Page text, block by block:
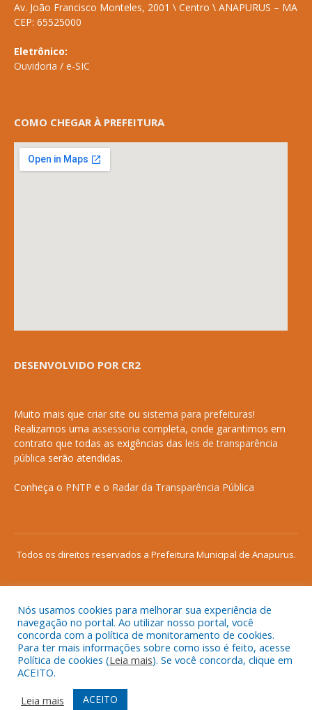
Av. João Francisco Monteles, 2001 \ Centro \ ANAPURUS – MA
CEP: 65525000
Eletrônico:
Ouvidoria / e-SIC
COMO CHEGAR À PREFEITURA
DESENVOLVIDO POR CR2
Muito mais que criar site ou sistema para prefeituras!
Realizamos uma assessoria completa, onde garantimos em
contrato que todas as exigências das leis de transparência
pública serão atendidas.
Conheça o PNTP e o Radar da Transparência Pública
Todos os direitos reservados a Prefeitura Municipal de Anapurus.
Mapa do Site
Acessar Área Administrativa
Acessar o Webmail
Nós usamos cookies para melhorar sua experiência de
navegação no portal. Ao utilizar nosso portal, você
concorda com a política de monitoramento de cookies.
Para ter mais informações sobre como isso é feito, acesse
Política de cookies (Leia mais). Se você concorda, clique em
ACEITO.
Leia mais
ACEITO